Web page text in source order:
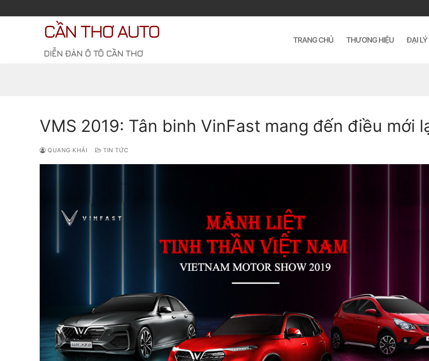
đến
CẦN THƠ AUTO
DIỄN ĐÀN Ô TÔ CẦN THƠ
TRANG CHỦ THƯƠNG HIỆU ĐẠI LÝ
VMS 2019: Tân binh VinFast mang đến điều mới
QUANG KHẢI TIN TỨC